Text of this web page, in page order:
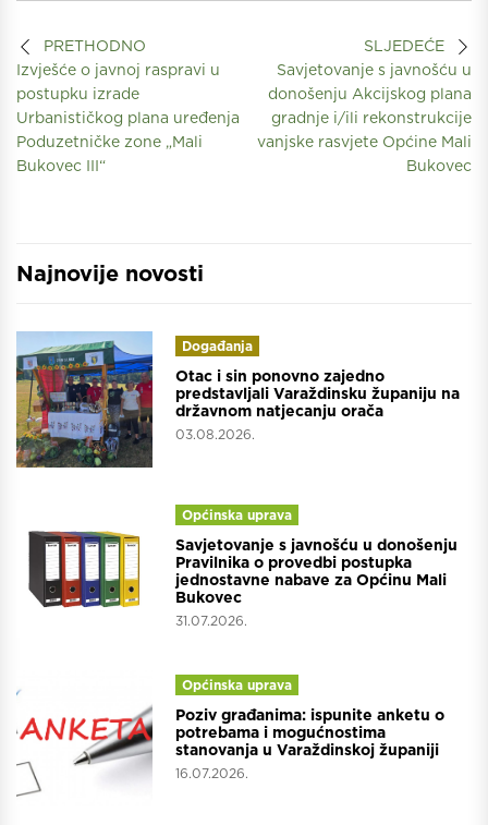
PRETHODNO
Izvješće o javnoj raspravi u
postupku izrade
Urbanističkog plana uređenja
Poduzetničke zone „Mali
Bukovec III“
SLJEDEĆE
Savjetovanje s javnošću u
donošenju Akcijskog plana
gradnje i/ili rekonstrukcije
vanjske rasvjete Općine Mali
Bukovec
Najnovije novosti
Događanja
Otac i sin ponovno zajedno
predstavljali Varaždinsku županiju na
državnom natjecanju orača
03.08.2026.
Općinska uprava
Savjetovanje s javnošću u donošenju
Pravilnika o provedbi postupka
jednostavne nabave za Općinu Mali
Bukovec
31.07.2026.
Općinska uprava
Poziv građanima: ispunite anketu o
potrebama i mogućnostima
stanovanja u Varaždinskoj županiji
16.07.2026.